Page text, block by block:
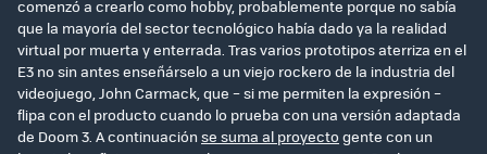
comenzó a crearlo como hobby, probablemente porque no sabía
que la mayoría del sector tecnológico había dado ya la realidad
virtual por muerta y enterrada. Tras varios prototipos aterriza en el
E3 no sin antes enseñárselo a un viejo rockero de la industria del
videojuego, John Carmack, que – si me permiten la expresión –
flipa con el producto cuando lo prueba con una versión adaptada
de Doom 3. A continuación se suma al proyecto gente con un